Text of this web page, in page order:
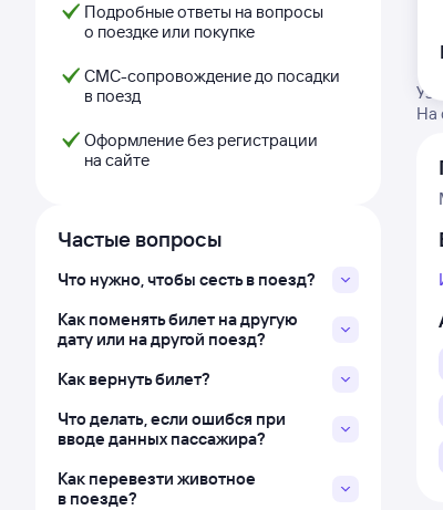
Подробные ответы на вопросы
о поездке или покупке
СМС-сопровождение до посадки
в поезд
Оформление без регистрации
на сайте
Частые вопросы
Что нужно, чтобы сесть в поезд?
Как поменять билет на другую
дату или на другой поезд?
Как вернуть билет?
Что делать, если ошибся при
вводе данных пассажира?
Как перевезти животное
в поезде?
На